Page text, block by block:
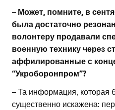
– Может, помните, в
была достаточно
волонтеру продавали
военную технику через
аффилированные с
“Укроборонпром”?
– Та информация, которая
существенно искажена: